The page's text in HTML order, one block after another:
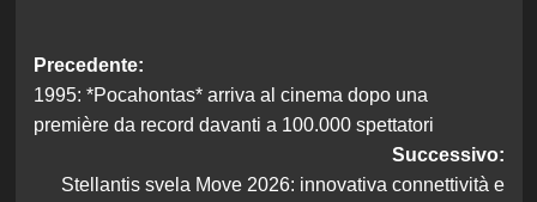
Navigazione
articolo
Precedente:
1995: *Pocahontas* arriva al cinema dopo una
première da record davanti a 100.000 spettatori
Successivo:
Stellantis svela Move 2026: innovativa connettività e